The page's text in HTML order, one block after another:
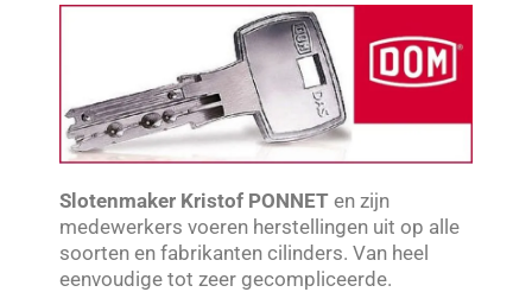
Slotenmaker Kristof PONNET en zijn
medewerkers voeren herstellingen uit op alle
soorten en fabrikanten cilinders. Van heel
eenvoudige tot zeer gecompliceerde.